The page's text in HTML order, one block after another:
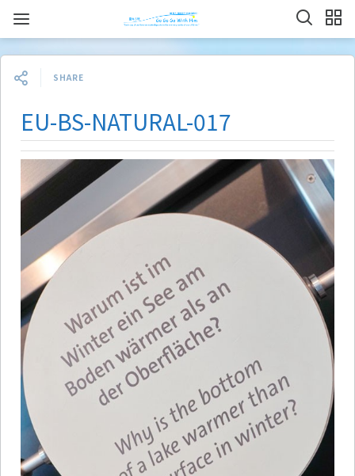
SHARE
EU-BS-NATURAL-017